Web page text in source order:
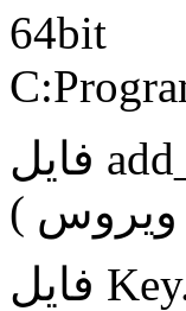
64bit
فایل add_exclusion_windows_defender.cmd را اجرا کنید. (
ویروس )
فایل Key.reg موجود در پوشه Key را اجرا کنید و روی Yes